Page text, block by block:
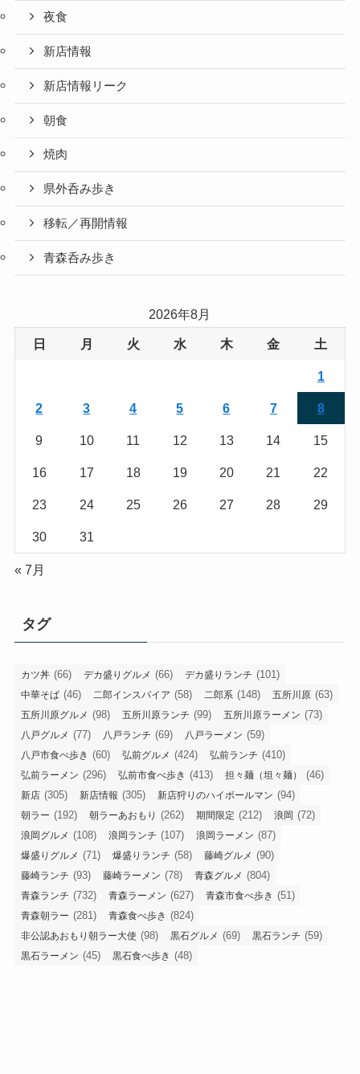
夜食
新店情報
新店情報リーク
朝食
焼肉
県外呑み歩き
移転／再開情報
青森呑み歩き
2026年8月
日 月 火 水 木 金 土
1
2 3 4 5 6 7 8
9 10 11 12 13 14 15
16 17 18 19 20 21 22
23 24 25 26 27 28 29
30 31
« 7月
タグ
カツ丼 (66) デカ盛りグルメ (66) デカ盛りランチ (101)
中華そば (46) 二郎インスパイア (58) 二郎系 (148) 五所川原 (63)
五所川原グルメ (98) 五所川原ランチ (99) 五所川原ラーメン (73)
八戸グルメ (77) 八戸ランチ (69) 八戸ラーメン (59)
八戸市食べ歩き (60) 弘前グルメ (424) 弘前ランチ (410)
弘前ラーメン (296) 弘前市食べ歩き (413) 担々麺（坦々麺） (46)
新店 (305) 新店情報 (305) 新店狩りのハイボールマン (94)
朝ラー (192) 朝ラーあおもり (262) 期間限定 (212) 浪岡 (72)
浪岡グルメ (108) 浪岡ランチ (107) 浪岡ラーメン (87)
爆盛りグルメ (71) 爆盛りランチ (58) 藤崎グルメ (90)
藤崎ランチ (93) 藤崎ラーメン (78) 青森グルメ (804)
青森ランチ (732) 青森ラーメン (627) 青森市食べ歩き (51)
青森朝ラー (281) 青森食べ歩き (824)
非公認あおもり朝ラー大使 (98) 黒石グルメ (69) 黒石ランチ (59)
黒石ラーメン (45) 黒石食べ歩き (48)